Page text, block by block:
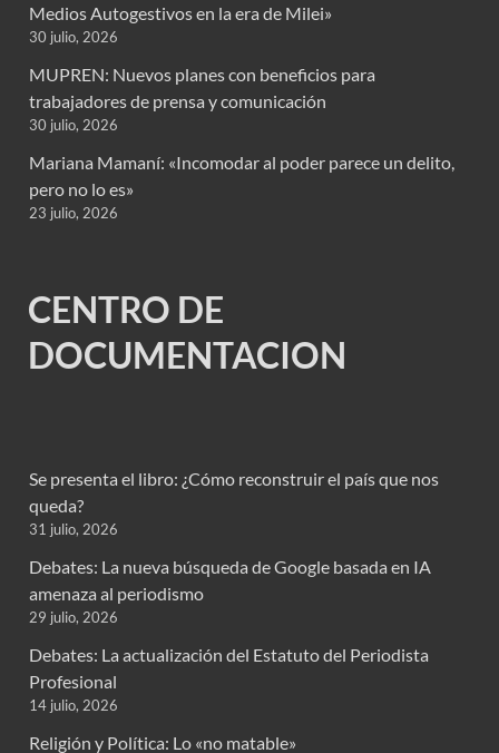
Medios Autogestivos en la era de Milei»
30 julio, 2026
MUPREN: Nuevos planes con beneficios para
trabajadores de prensa y comunicación
30 julio, 2026
Mariana Mamaní: «Incomodar al poder parece un delito,
pero no lo es»
23 julio, 2026
CENTRO DE
DOCUMENTACION
Se presenta el libro: ¿Cómo reconstruir el país que nos
queda?
31 julio, 2026
Debates: La nueva búsqueda de Google basada en IA
amenaza al periodismo
29 julio, 2026
Debates: La actualización del Estatuto del Periodista
Profesional
14 julio, 2026
Religión y Política: Lo «no matable»